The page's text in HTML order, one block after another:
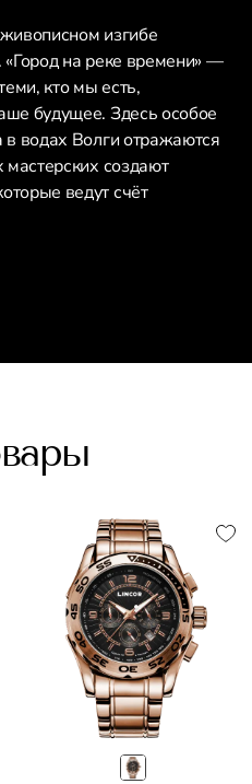
изгибе
«Город на реке времени» —
кто мы есть,
будущее. Здесь особое
водах Волги отражаются
создают
ведут счёт